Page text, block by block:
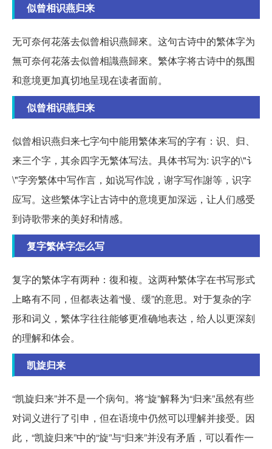
似曾相识燕归来
无可奈何花落去似曾相识燕歸來。这句古诗中的繁体字为
無可奈何花落去似曾相識燕歸來。繁体字将古诗中的氛围
和意境更加真切地呈现在读者面前。
似曾相识燕归来
似曾相识燕归来七字句中能用繁体来写的字有：识、归、
来三个字，其余四字无繁体写法。具体书写为: 识字的\"讠
\"字旁繁体中写作言，如说写作說，谢字写作謝等，识字
应写。这些繁体字让古诗中的意境更加深远，让人们感受
到诗歌带来的美好和情感。
复字繁体字怎么写
复字的繁体字有两种：復和複。这两种繁体字在书写形式
上略有不同，但都表达着“慢、缓”的意思。对于复杂的字
形和词义，繁体字往往能够更准确地表达，给人以更深刻
的理解和体会。
凯旋归来
“凯旋归来”并不是一个病句。将“旋”解释为“归来”虽然有些
对词义进行了引申，但在语境中仍然可以理解并接受。因
此，“凯旋归来”中的“旋”与“归来”并没有矛盾，可以看作一